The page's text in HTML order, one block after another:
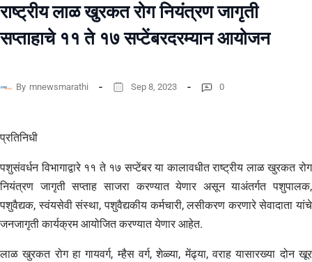
राष्ट्रीय लाळ खुरकत रोग नियंत्रण जागृती
सप्ताहाचे ११ ते १७ सप्टेंबरदरम्यान आयोजन
By mnewsmarathi Sep 8, 2023 0
प्रतिनिधी
पशुसंवर्धन विभागाद्वारे ११ ते १७ सप्टेंबर या कालावधीत राष्ट्रीय लाळ खुरकत रोग
नियंत्रण जागृती सप्ताह साजरा करण्यात येणार असून याअंतर्गत पशुपालक,
पशुवैद्यक, स्वंयसेवी संस्था, पशुवैद्यकीय कर्मचारी, लसीकरण करणारे सेवादाता यांचे
जनजागृती कार्यक्रम आयोजित करण्यात येणार आहेत.
लाळ खुरकत रोग हा गायवर्ग, म्हैस वर्ग, शेळ्या, मेंढ्या, वराह यासारख्या दोन खूर